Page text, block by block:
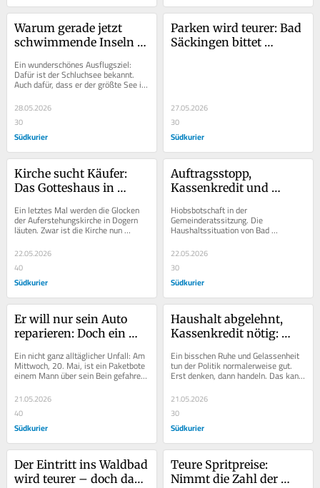
Warum gerade jetzt
schwimmende Inseln
verändern
Ein wunderschönes Ausflugsziel:
Dafür ist der Schluchsee bekannt.
Auch dafür, dass er der größte See im
Schwarzwald und nach dem
Bodensee der...
28.05.2026
30
Südkurier
Parken wird teurer: Bad
Säckingen bittet
27.05.2026
30
Südkurier
Kirche sucht Käufer:
Das Gotteshaus in
Place werden
Ein letztes Mal werden die Glocken
der Auferstehungskirche in Dogern
läuten. Zwar ist die Kirche nun
entwidmet und steht...
22.05.2026
40
Südkurier
Auftragsstopp,
Kassenkredit und
klare Forderungen
Hiobsbotschaft in der
Gemeinderatssitzung. Die
Haushaltssituation von Bad
Rathaus gilt mittlerweile ein...
22.05.2026
30
Südkurier
Er will nur sein Auto
reparieren: Doch ein
über sein Bein
Ein nicht ganz alltäglicher Unfall: Am
Mittwoch, 20. Mai, ist ein Paketbote
einem Mann über sein Bein gefahren.
Wie war es dazu gekommen? Der...
21.05.2026
40
Südkurier
Haushalt abgelehnt,
Kassenkredit nötig:
jetzt nicht länger
warten darf
Ein bisschen Ruhe und Gelassenheit
tun der Politik normalerweise gut.
Erst denken, dann handeln. Das kann
so manche hitzige Diskussionen
vermeiden und...
21.05.2026
30
Südkurier
Der Eintritt ins Waldbad
wird teurer – doch das
Teure Spritpreise:
Nimmt die Zahl der